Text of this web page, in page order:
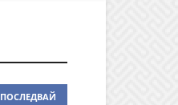
ПОСЛЕДВАЙ